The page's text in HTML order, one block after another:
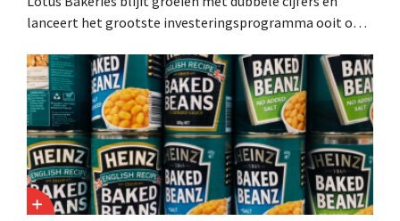
lanceert het grootste investeringsprogramma ooit om
moeten dit momentum grijpen”.